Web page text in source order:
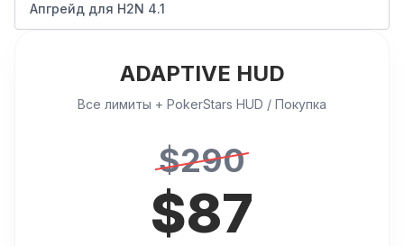
Апгрейд для H2N 4.1
ADAPTIVE HUD
Все лимиты + PokerStars HUD / Покупка
$290
$87